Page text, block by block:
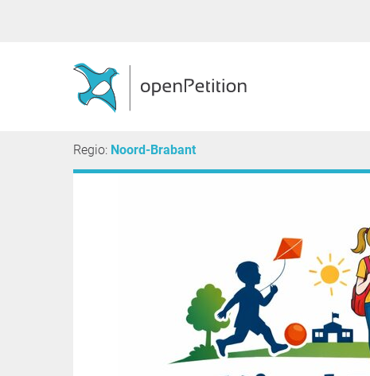
Regio: Noord-Brabant